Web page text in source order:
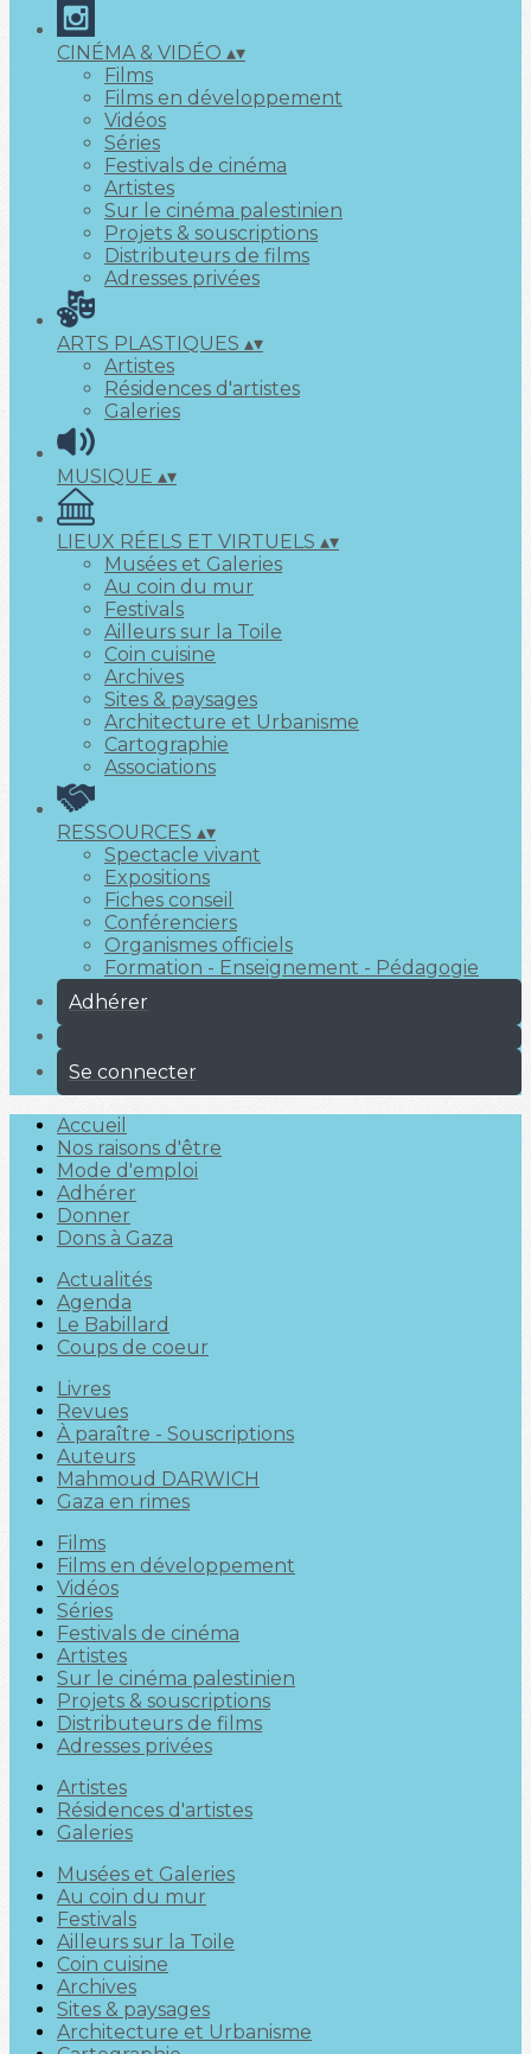
CINÉMA & VIDÉO ▴▾
Films
Films en développement
Vidéos
Séries
Festivals de cinéma
Artistes
Sur le cinéma palestinien
Projets & souscriptions
Distributeurs de films
Adresses privées
ARTS PLASTIQUES ▴▾
Artistes
Résidences d'artistes
Galeries
MUSIQUE ▴▾
LIEUX RÉELS ET VIRTUELS ▴▾
Musées et Galeries
Au coin du mur
Festivals
Ailleurs sur la Toile
Coin cuisine
Archives
Sites & paysages
Architecture et Urbanisme
Cartographie
Associations
RESSOURCES ▴▾
Spectacle vivant
Expositions
Fiches conseil
Conférenciers
Organismes officiels
Formation - Enseignement - Pédagogie
Adhérer
Se connecter
Accueil
Nos raisons d'être
Mode d'emploi
Adhérer
Donner
Dons à Gaza
Actualités
Agenda
Le Babillard
Coups de coeur
Livres
Revues
À paraître - Souscriptions
Auteurs
Mahmoud DARWICH
Gaza en rimes
Films
Films en développement
Vidéos
Séries
Festivals de cinéma
Artistes
Sur le cinéma palestinien
Projets & souscriptions
Distributeurs de films
Adresses privées
Artistes
Résidences d'artistes
Galeries
Musées et Galeries
Au coin du mur
Festivals
Ailleurs sur la Toile
Coin cuisine
Archives
Sites & paysages
Architecture et Urbanisme